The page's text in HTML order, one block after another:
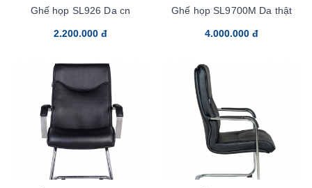
Ghế họp SL926 Da cn
2.200.000 đ
Ghế họp SL9700M Da thật
4.000.000 đ